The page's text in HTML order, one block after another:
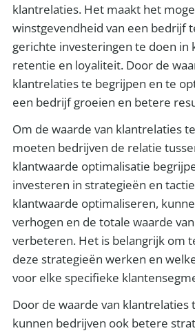
klantrelaties. Het maakt het
winstgevendheid van een bedrijf
gerichte investeringen te doen in
retentie en loyaliteit. Door de
klantrelaties te begrijpen en te
een bedrijf groeien en betere
Om de waarde van klantrelaties
moeten bedrijven de relatie
klantwaarde optimalisatie
investeren in strategieën en
klantwaarde optimaliseren,
verhogen en de totale waarde
verbeteren. Het is belangrijk om
deze strategieën werken en
voor elke specifieke
Door de waarde van klantrelaties
kunnen bedrijven ook betere